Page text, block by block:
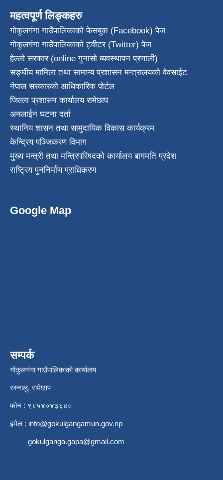
महत्वपूर्ण लिङ्कहरु
गोकुलगंगा गाउँपालिकाको फेसबुक (Facebook) पेज
गोकुलगंगा गाउँपालिकाको ट्वीटर (Twitter) पेज
हेल्लो सरकार (online गुनासो ब्यवस्थापन प्रणाली)
सङ्घीय मामिला तथा सामान्य प्रशासन मन्त्रालयको वेवसाईट
नेपाल सरकारको आधिकारिक पोर्टल
जिल्ला प्रशासन कार्यालय रामेछाप
अनलाईन घटना दर्ता
स्थानिय शासन तथा सामुदायिक विकास कार्यक्रम
केन्द्रिय पञ्जिकरण विभाग
मुख्य मन्त्री तथा मन्त्रिपरिषदको कार्यालय बागमति प्रदेश
राष्ट्रिय पुननिर्माण प्राधिकरण
Google Map
सम्पर्क
गोकुलगंगा गाउँपालिकाको कार्यालय
रस्नालु, रामेछाप
फोन : ९८५४०४३६४०
इमेल : info@gokulgangamun.gov.np
gokulganga.gapa@gmail.com